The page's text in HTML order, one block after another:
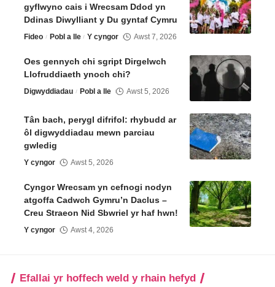
gyflwyno cais i Wrecsam Ddod yn
Ddinas Diwylliant y Du gyntaf Cymru
Fideo Pobl a lle Y cyngor Awst 7, 2026
Oes gennych chi sgript Dirgelwch
Llofruddiaeth ynoch chi?
Digwyddiadau Pobl a lle Awst 5, 2026
Tân bach, perygl difrifol: rhybudd ar
ôl digwyddiadau mewn parciau
gwledig
Y cyngor Awst 5, 2026
Cyngor Wrecsam yn cefnogi nodyn
atgoffa Cadwch Gymru’n Daclus –
Creu Straeon Nid Sbwriel yr haf hwn!
Y cyngor Awst 4, 2026
Efallai yr hoffech weld y rhain hefyd